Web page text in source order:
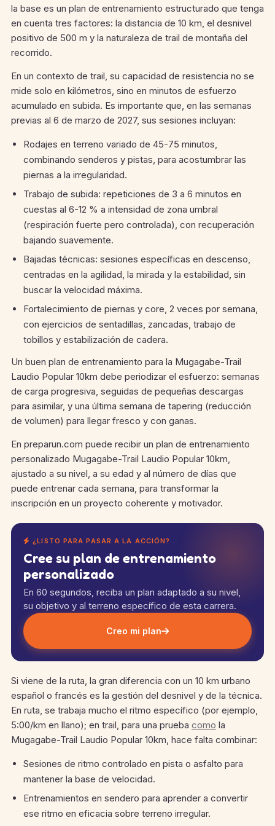
la base es un plan de entrenamiento estructurado que tenga
en cuenta tres factores: la distancia de 10 km, el desnivel
positivo de 500 m y la naturaleza de trail de montaña del
recorrido.
En un contexto de trail, su capacidad de resistencia no se
mide solo en kilómetros, sino en minutos de esfuerzo
acumulado en subida. Es importante que, en las semanas
previas al 6 de marzo de 2027, sus sesiones incluyan:
Rodajes en terreno variado de 45-75 minutos,
combinando senderos y pistas, para acostumbrar las
piernas a la irregularidad.
Trabajo de subida: repeticiones de 3 a 6 minutos en
cuestas al 6-12 % a intensidad de zona umbral
(respiración fuerte pero controlada), con recuperación
bajando suavemente.
Bajadas técnicas: sesiones específicas en descenso,
centradas en la agilidad, la mirada y la estabilidad, sin
buscar la velocidad máxima.
Fortalecimiento de piernas y core, 2 veces por semana,
con ejercicios de sentadillas, zancadas, trabajo de
tobillos y estabilización de cadera.
Un buen plan de entrenamiento para la Mugagabe-Trail
Laudio Popular 10km debe periodizar el esfuerzo: semanas
de carga progresiva, seguidas de pequeñas descargas
para asimilar, y una última semana de tapering (reducción
de volumen) para llegar fresco y con ganas.
En preparun.com puede recibir un plan de entrenamiento
personalizado Mugagabe-Trail Laudio Popular 10km,
ajustado a su nivel, a su edad y al número de días que
puede entrenar cada semana, para transformar la
inscripción en un proyecto coherente y motivador.
¿LISTO PARA PASAR A LA ACCIÓN?
Cree su plan de entrenamiento
personalizado
En 60 segundos, reciba un plan adaptado a su nivel,
su objetivo y al terreno específico de esta carrera.
Creo mi plan
Si viene de la ruta, la gran diferencia con un 10 km urbano
español o francés es la gestión del desnivel y de la técnica.
En ruta, se trabaja mucho el ritmo específico (por ejemplo,
5:00/km en llano); en trail, para una prueba como la
Mugagabe-Trail Laudio Popular 10km, hace falta combinar:
Sesiones de ritmo controlado en pista o asfalto para
mantener la base de velocidad.
Entrenamientos en sendero para aprender a convertir
ese ritmo en eficacia sobre terreno irregular.